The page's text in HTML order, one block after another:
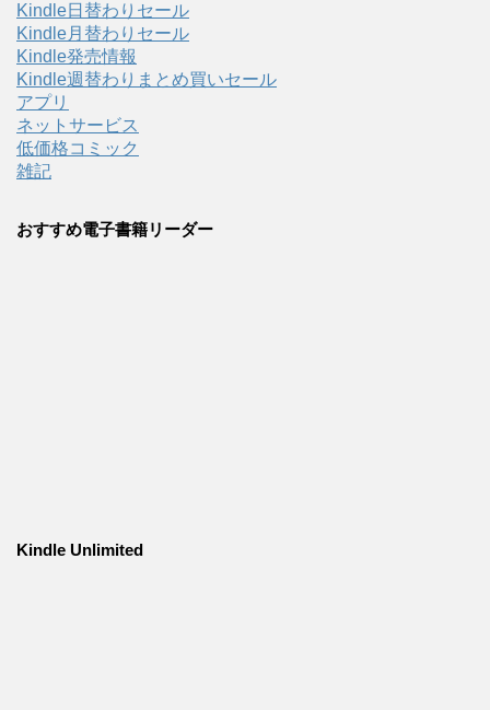
Kindle日替わりセール
Kindle月替わりセール
Kindle発売情報
Kindle週替わりまとめ買いセール
アプリ
ネットサービス
低価格コミック
雑記
おすすめ電子書籍リーダー
Kindle Unlimited